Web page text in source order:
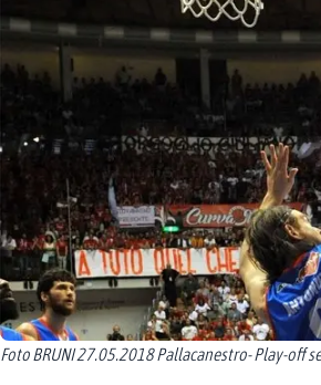
Foto BRUNI 27.05.2018 Pallacanestro- Play-off